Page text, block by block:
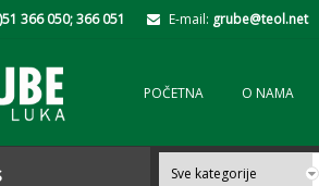
366 050; 366 051 E-mail: grube@teol.net
POČETNA O NAMA